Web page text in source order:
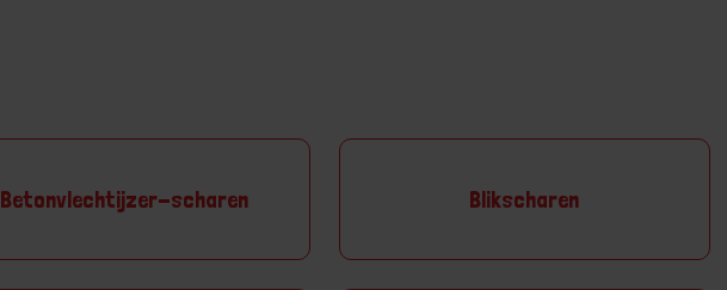
Betonvlechtijzer-scharen Blikscharen